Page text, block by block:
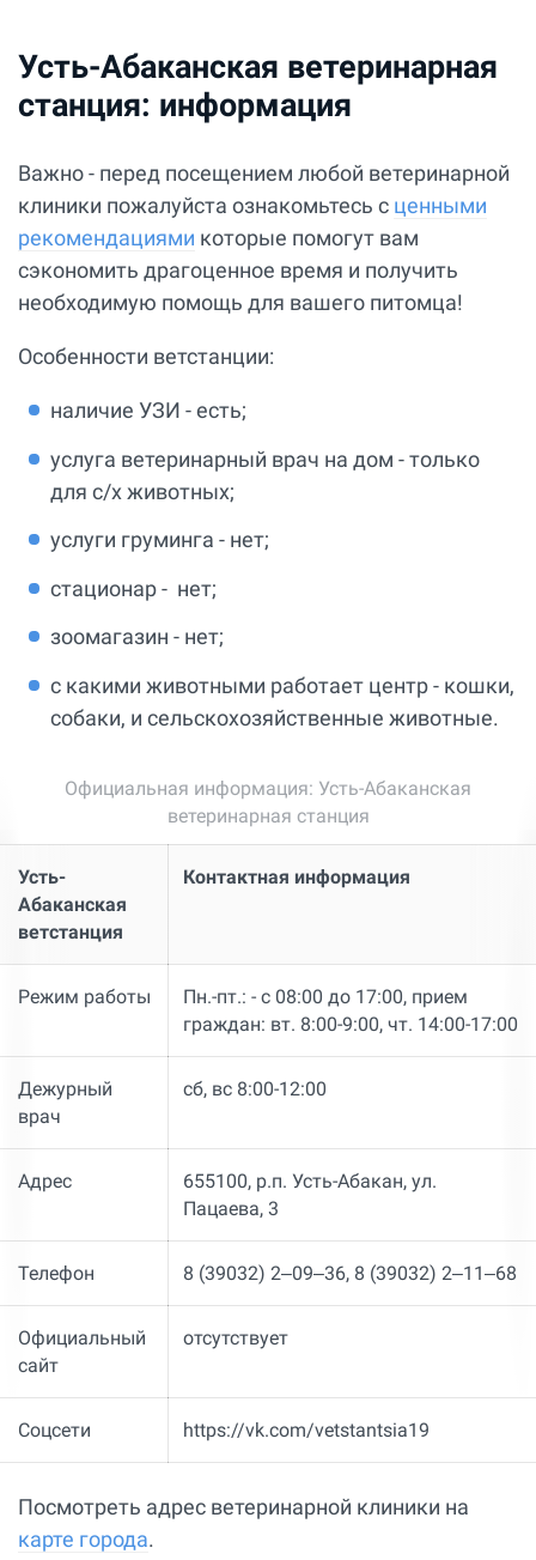
Усть-Абаканская ветеринарная
станция: информация
Важно - перед посещением любой ветеринарной
клиники пожалуйста ознакомьтесь с ценными
рекомендациями которые помогут вам
сэкономить драгоценное время и получить
необходимую помощь для вашего питомца!
Особенности ветстанции:
наличие УЗИ - есть;
услуга ветеринарный врач на дом - только
для с/х животных;
услуги груминга - нет;
стационар - нет;
зоомагазин - нет;
с какими животными работает центр - кошки,
собаки, и сельскохозяйственные животные.
Официальная информация: Усть-Абаканская
ветеринарная станция
Усть-
Абаканская
ветстанция
Контактная информация
Режим работы
Пн.-пт.: - с 08:00 до 17:00, прием
граждан: вт. 8:00-9:00, чт. 14:00-17:00
Дежурный
врач
сб, вс 8:00-12:00
Адрес
655100, р.п. Усть-Абакан, ул.
Пацаева, 3
Телефон 8 (39032) 2‒09‒36, 8 (39032) 2‒11‒68
Официальный
сайт
отсутствует
Соцсети https://vk.com/vetstantsia19
Посмотреть адрес ветеринарной клиники на
карте города.